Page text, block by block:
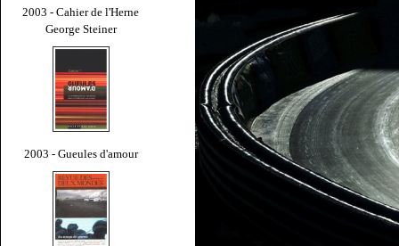
2003 - Cahier de l'Herne
George Steiner
2003 - Gueules d'amour